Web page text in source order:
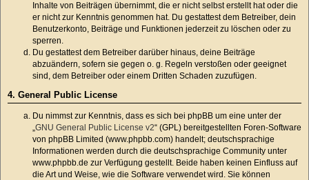
Inhalte von Beiträgen übernimmt, die er nicht selbst erstellt hat oder die
er nicht zur Kenntnis genommen hat. Du gestattest dem Betreiber, dein
Benutzerkonto, Beiträge und Funktionen jederzeit zu löschen oder zu
sperren.
Du gestattest dem Betreiber darüber hinaus, deine Beiträge
abzuändern, sofern sie gegen o. g. Regeln verstoßen oder geeignet
sind, dem Betreiber oder einem Dritten Schaden zuzufügen.
4. General Public License
Du nimmst zur Kenntnis, dass es sich bei phpBB um eine unter der
GNU General Public License v2“ (GPL) bereitgestellten Foren-Software
von phpBB Limited (www.phpbb.com) handelt; deutschsprachige
Informationen werden durch die deutschsprachige Community unter
www.phpbb.de zur Verfügung gestellt. Beide haben keinen Einfluss auf
die Art und Weise, wie die Software verwendet wird. Sie können